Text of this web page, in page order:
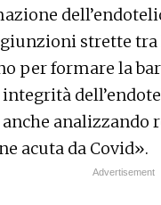
strette
per formare la
integrità
anche
acuta da Covid».